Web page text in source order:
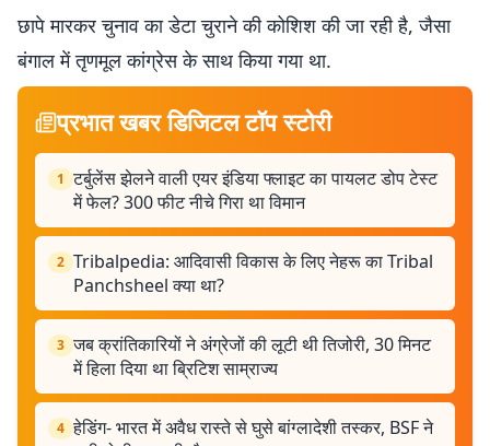
छापे मारकर चुनाव का डेटा चुराने की कोशिश की जा रही है, जैसा
बंगाल में तृणमूल कांग्रेस के साथ किया गया था.
प्रभात खबर डिजिटल टॉप स्टोरी
1 टर्बुलेंस झेलने वाली एयर इंडिया फ्लाइट का पायलट डोप टेस्ट
में फेल? 300 फीट नीचे गिरा था विमान
2 Tribalpedia: आदिवासी विकास के लिए नेहरू का Tribal
Panchsheel क्या था?
3 जब क्रांतिकारियों ने अंग्रेजों की लूटी थी तिजोरी, 30 मिनट
में हिला दिया था ब्रिटिश साम्राज्य
4 हेडिंग- भारत में अवैध रास्ते से घुसे बांग्लादेशी तस्कर, BSF ने